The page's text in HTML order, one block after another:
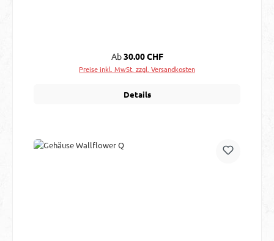
Regulärer Preis:
Ab30.00 CHF
Preise inkl. MwSt. zzgl. Versandkosten
Details